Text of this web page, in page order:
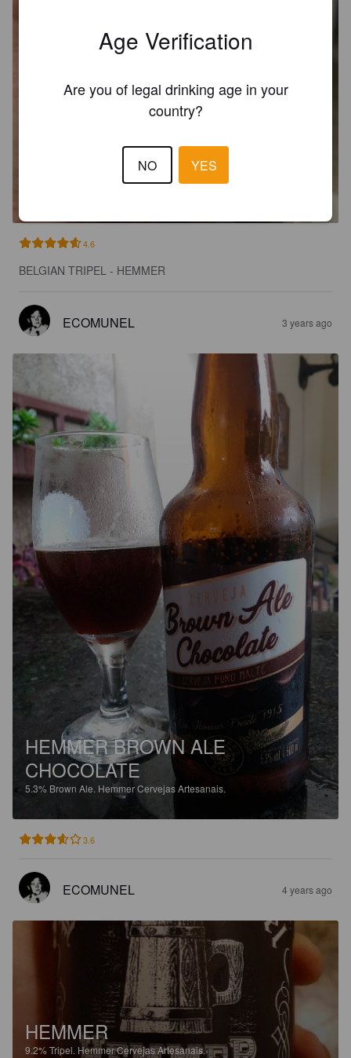
4.6
BELGIAN TRIPEL - HEMMER
ECOMUNEL 3 years ago
HEMMER BROWN ALE
CHOCOLATE
5.3% Brown Ale. Hemmer Cervejas Artesanais.
3.6
ECOMUNEL 4 years ago
HEMMER
9.2%Tripel. Hemmer Cervejas Artesanais.
Age Verification
Are you of legal drinking age in your
country?
NO YES